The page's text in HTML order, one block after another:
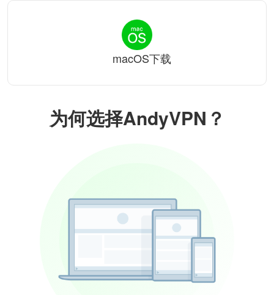
为何选择AndyVPN？
macOS下载